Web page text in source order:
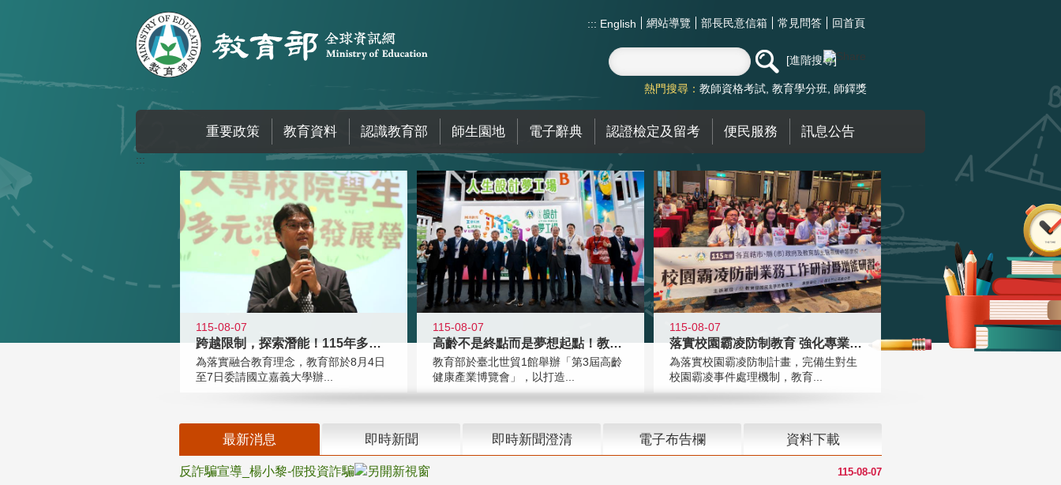
::: English 網站導覽 部長民意信箱 常見問答 回首頁
進階搜尋
熱門搜尋： 教師資格考試 教育學分班 師鐸獎
重要政策 教育資料 認識教育部 師生園地 電子辭典 認證檢定及留考 便民服務 訊息公告
:::
115-08-07
跨越限制，探索潛能！115年多元潛
為落實融合教育理念，教育部於8月4日
至7日委請國立嘉義大學辦...
115-08-07
高齡不是終點而是夢想起點！教育部打
教育部於臺北世貿1館舉辦「第3屆高齡
健康產業博覽會」，以打造...
115-08-07
落實校園霸凌防制教育 強化專業知能
為落實校園霸凌防制計畫，完備生對生
校園霸凌事件處理機制，教育...
最新消息 即時新聞 即時新聞澄清 電子布告欄 資料下載
115-08-07
反詐騙宣導_楊小黎-假投資詐騙